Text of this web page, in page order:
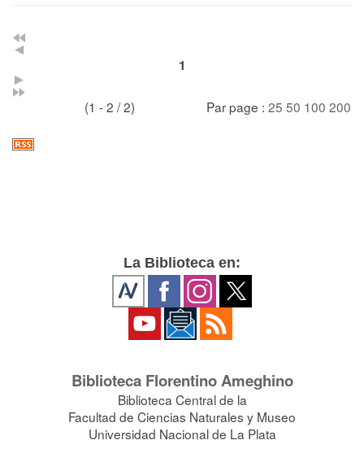
1
(1 - 2 / 2) Par page : 25 50 100 200
La Biblioteca en:
Biblioteca Florentino Ameghino
Biblioteca Central de la
Facultad de Ciencias Naturales y Museo
Universidad Nacional de La Plata